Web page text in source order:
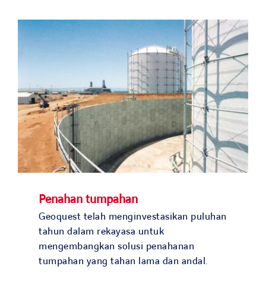
Penahan tumpahan
Geoquest telah menginvestasikan puluhan
tahun dalam rekayasa untuk
mengembangkan solusi penahanan
tumpahan yang tahan lama dan andal.